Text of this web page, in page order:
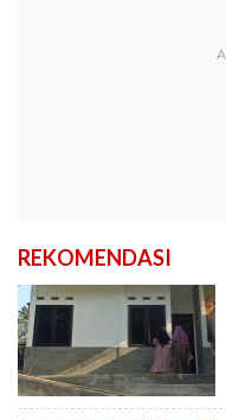
REKOMENDASI